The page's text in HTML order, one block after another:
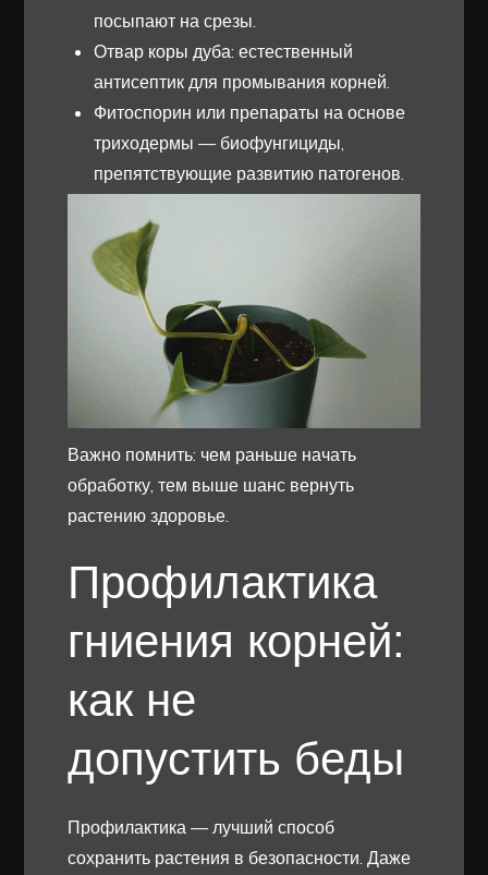
посыпают на срезы.
Отвар коры дуба: естественный
антисептик для промывания корней.
Фитоспорин или препараты на основе
триходермы — биофунгициды,
препятствующие развитию патогенов.
Важно помнить: чем раньше начать
обработку, тем выше шанс вернуть
растению здоровье.
Профилактика
гниения корней:
как не
допустить беды
Профилактика — лучший способ
сохранить растения в безопасности. Даже